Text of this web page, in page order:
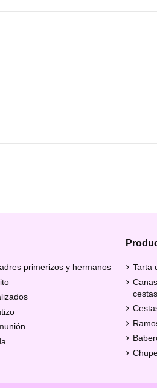
primerizos y hermanos
Tarta
cestas